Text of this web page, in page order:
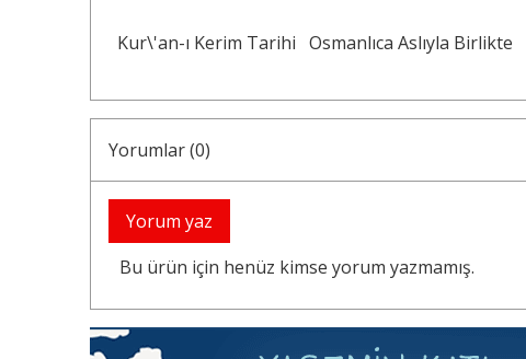
Kur\'an-ı Kerim Tarihi Osmanlıca Aslıyla Birlikte
Yorumlar (0)
Yorum yaz
Bu ürün için henüz kimse yorum yazmamış.